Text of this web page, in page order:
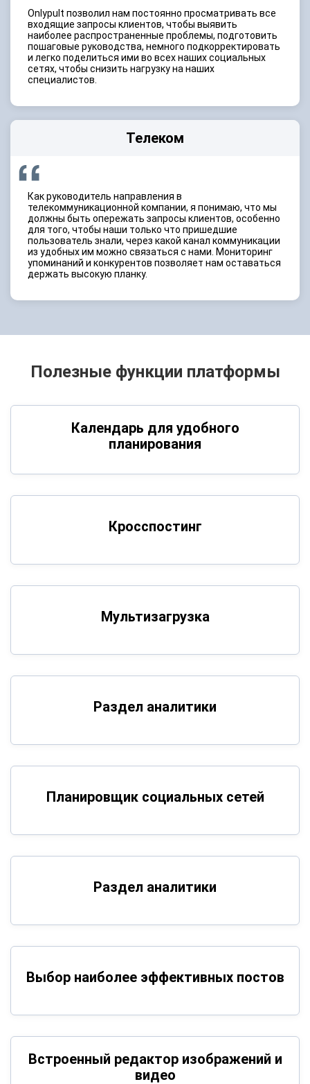
Onlypult позволил нам постоянно просматривать все
входящие запросы клиентов, чтобы выявить
наиболее распространенные проблемы, подготовить
пошаговые руководства, немного подкорректировать
и легко поделиться ими во всех наших социальных
сетях, чтобы снизить нагрузку на наших
специалистов.
Телеком
Как руководитель направления в
телекоммуникационной компании, я понимаю, что мы
должны быть опережать запросы клиентов, особенно
для того, чтобы наши только что пришедшие
пользователь знали, через какой канал коммуникации
из удобных им можно связаться с нами. Мониторинг
упоминаний и конкурентов позволяет нам оставаться
держать высокую планку.
Полезные функции платформы
Календарь для удобного
планирования
Кросспостинг
Мультизагрузка
Раздел аналитики
Планировщик социальных сетей
Раздел аналитики
Выбор наиболее эффективных постов
Встроенный редактор изображений и
видео